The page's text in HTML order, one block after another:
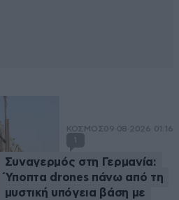
ΚΟΣΜΟΣ09·08·2026 01:16
1
Συναγερμός στη Γερμανία:
Ύποπτα drones πάνω από τη
μυστική υπόγεια βάση με